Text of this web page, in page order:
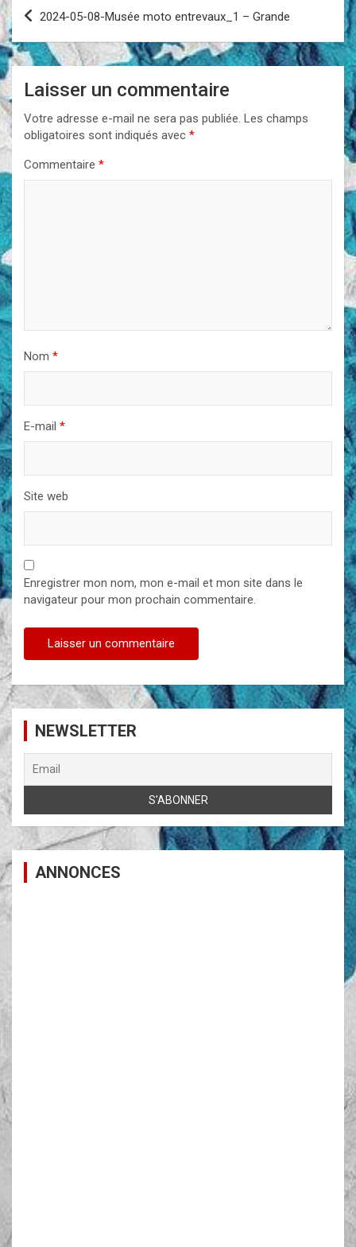
de
l’article
2024-05-08-Musée moto entrevaux_1 – Grande
Laisser un commentaire
Votre adresse e-mail ne sera pas publiée. Les champs
obligatoires sont indiqués avec *
Commentaire *
Nom *
E-mail *
Site web
Enregistrer mon nom, mon e-mail et mon site dans le
navigateur pour mon prochain commentaire.
NEWSLETTER
ANNONCES